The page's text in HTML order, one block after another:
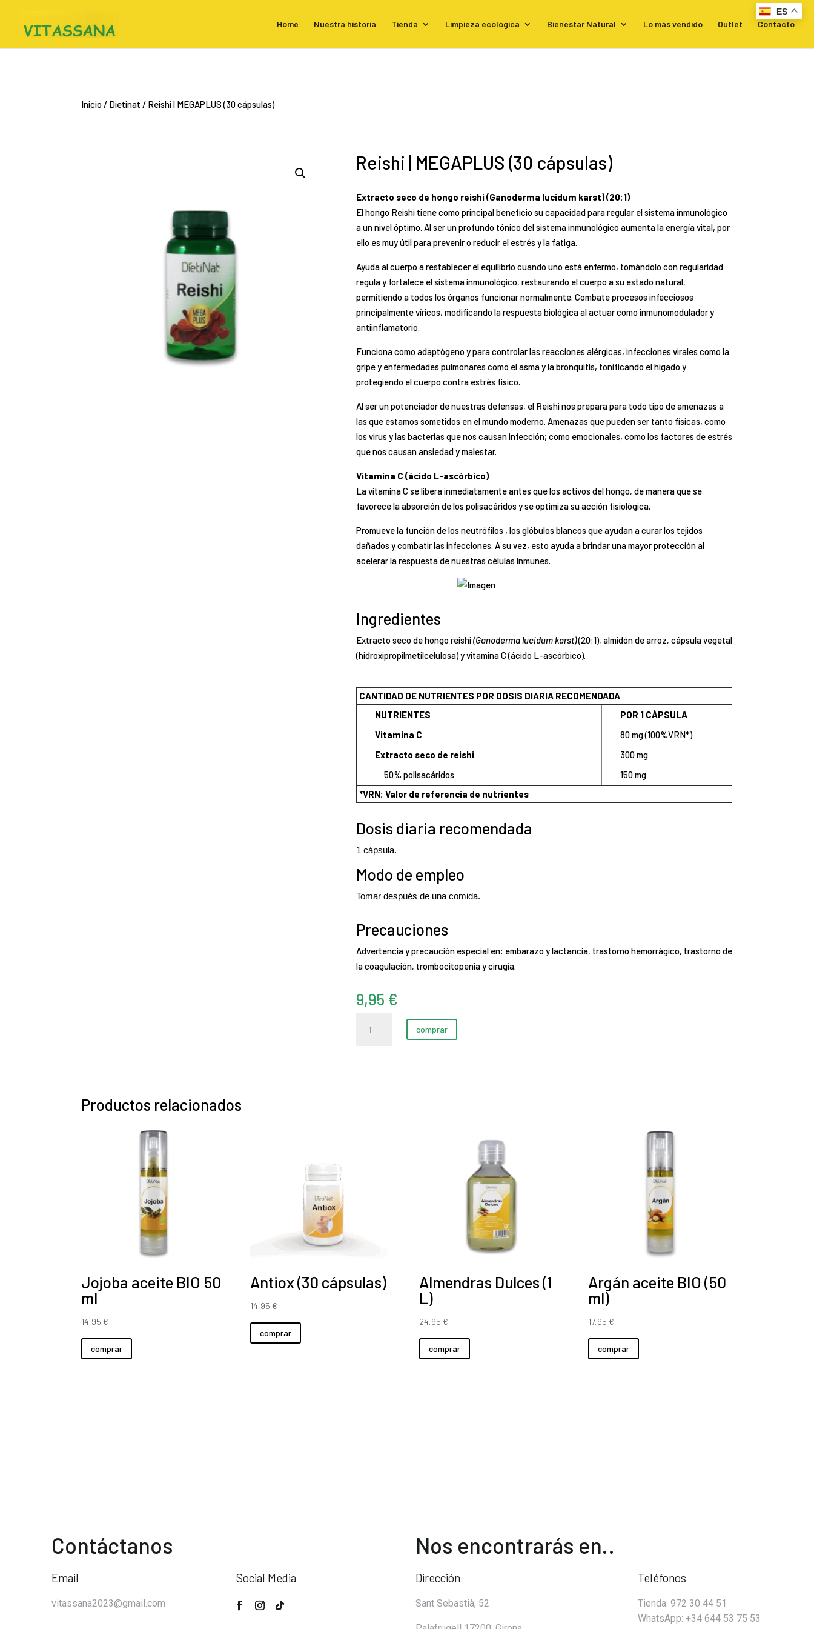
Home Nuestra historia Tienda Limpieza ecológica Bienestar Natural Lo más vendido Outlet Contacto
Inicio/ Dietinat / Reishi | MEGAPLUS (30 cápsulas)
Reishi | MEGAPLUS (30 cápsulas)
Extracto seco de hongo reishi (Ganoderma lucidum karst) (20:1)
El hongo Reishi tiene como principal beneficio su capacidad para regular el sistema inmunológico
a un nivel óptimo. Al ser un profundo tónico del sistema inmunológico aumenta la energía vital, por
ello es muy útil para prevenir o reducir el estrés y la fatiga.
Ayuda al cuerpo a restablecer el equilibrio cuando uno está enfermo, tomándolo con regularidad
regula y fortalece el sistema inmunológico, restaurando el cuerpo a su estado natural,
permitiendo a todos los órganos funcionar normalmente. Combate procesos infecciosos
principalmente víricos, modificando la respuesta biológica al actuar como inmunomodulador y
antiinflamatorio.
Funciona como adaptógeno y para controlar las reacciones alérgicas, infecciones virales como la
gripe y enfermedades pulmonares como el asma y la bronquitis, tonificando el hígado y
protegiendo el cuerpo contra estrés físico.
Al ser un potenciador de nuestras defensas, el Reishi nos prepara para todo tipo de amenazas a
las que estamos sometidos en el mundo moderno. Amenazas que pueden ser tanto físicas, como
los virus y las bacterias que nos causan infección; como emocionales, como los factores de estrés
que nos causan ansiedad y malestar.
Vitamina C (ácido L-ascórbico)
La vitamina C se libera inmediatamente antes que los activos del hongo, de manera que se
favorece la absorción de los polisacáridos y se optimiza su acción fisiológica.
Promueve la función de los neutrófilos , los glóbulos blancos que ayudan a curar los tejidos
dañados y combatir las infecciones. A su vez, esto ayuda a brindar una mayor protección al
acelerar la respuesta de nuestras células inmunes.
Ingredientes
Extracto seco de hongo reishi(Ganoderma lucidum karst)(20:1), almidón de arroz, cápsula vegetal
(hidroxipropilmetilcelulosa) y vitamina C (ácido L-ascórbico).
CANTIDAD DE NUTRIENTES POR DOSIS DIARIA RECOMENDADA
NUTRIENTES
POR 1 CÁPSULA
Vitamina C
80 mg (100%VRN*)
Extracto seco de reishi
300 mg
50% polisacáridos
150 mg
*VRN: Valor de referencia de nutrientes
Dosis diaria recomendada
1 cápsula.
Modo de empleo
Tomar después de una comida.
Precauciones
Advertencia y precaución especial en: embarazo y lactancia, trastorno hemorrágico, trastorno de
la coagulación, trombocitopenia y cirugía.
9,95 €
comprar
Productos relacionados
Jojoba aceite BIO 50
ml
14,95 €
comprar
Antiox (30 cápsulas)
14,95 €
comprar
Almendras Dulces (1
L)
24,95 €
comprar
Argán aceite BIO (50
ml)
17,95 €
comprar
Contáctanos
Email
vitassana2023@gmail.com
Social Media
Nos encontrarás en..
Dirección
Sant Sebastià, 52
Teléfonos
Tienda: 972 30 44 51
WhatsApp: +34 644 53 75 53
ES